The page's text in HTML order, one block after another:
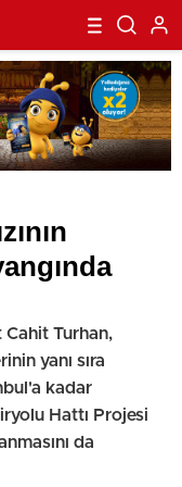
Cahit Turhan,
yanı sıra
kadar
Hattı Projesi
da